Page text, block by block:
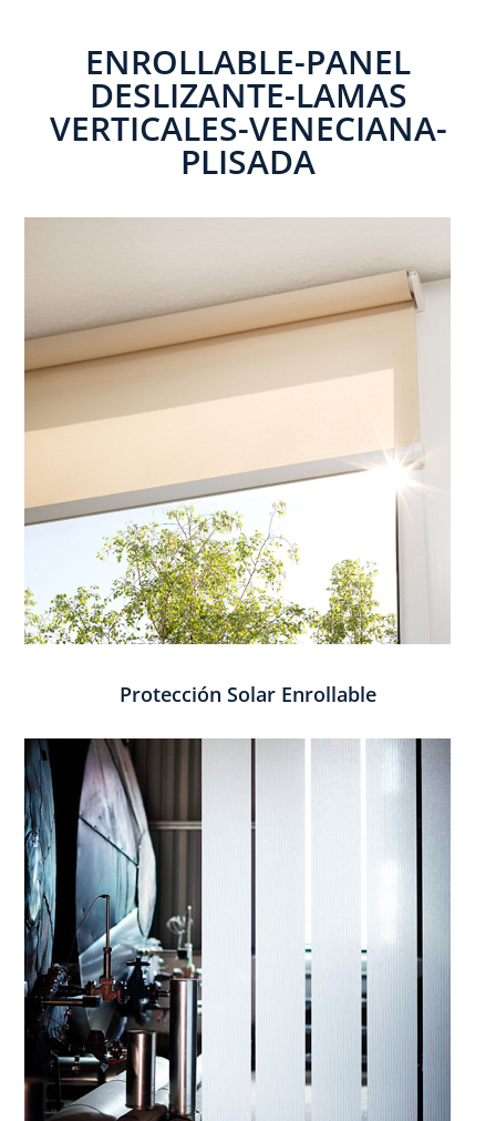
ENROLLABLE-PANEL
DESLIZANTE-LAMAS
VERTICALES-VENECIANA-
PLISADA
Protección Solar Enrollable